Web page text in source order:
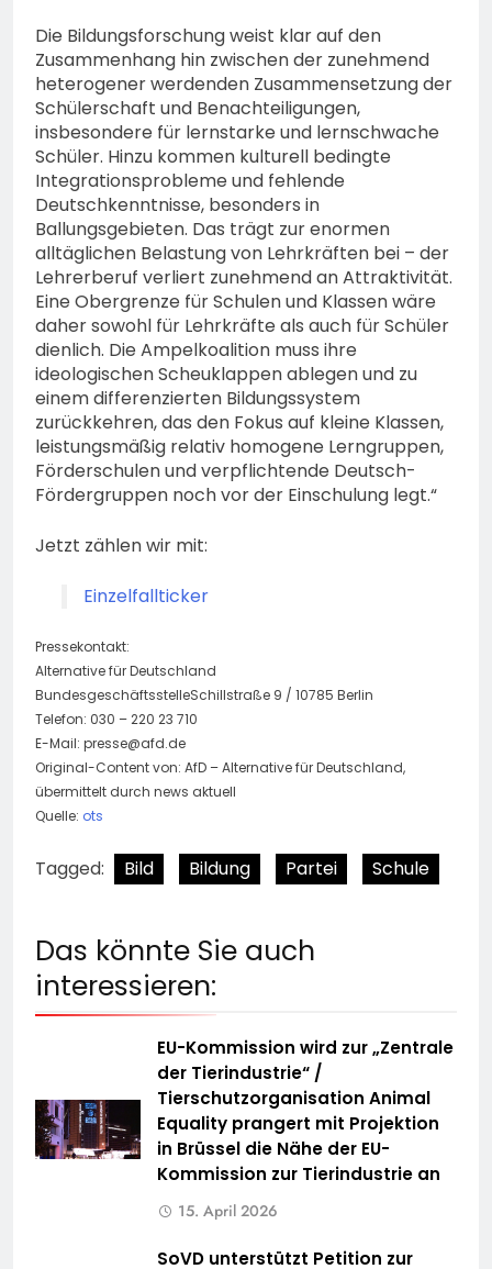
Die Bildungsforschung weist klar auf den
Zusammenhang hin zwischen der zunehmend
heterogener werdenden Zusammensetzung der
Schülerschaft und Benachteiligungen,
insbesondere für lernstarke und lernschwache
Schüler. Hinzu kommen kulturell bedingte
Integrationsprobleme und fehlende
Deutschkenntnisse, besonders in
Ballungsgebieten. Das trägt zur enormen
alltäglichen Belastung von Lehrkräften bei – der
Lehrerberuf verliert zunehmend an Attraktivität.
Eine Obergrenze für Schulen und Klassen wäre
daher sowohl für Lehrkräfte als auch für Schüler
dienlich. Die Ampelkoalition muss ihre
ideologischen Scheuklappen ablegen und zu
einem differenzierten Bildungssystem
zurückkehren, das den Fokus auf kleine Klassen,
leistungsmäßig relativ homogene Lerngruppen,
Förderschulen und verpflichtende Deutsch-
Fördergruppen noch vor der Einschulung legt.“
Jetzt zählen wir mit:
Einzelfallticker
Pressekontakt:
Alternative für Deutschland
BundesgeschäftsstelleSchillstraße 9 / 10785 Berlin
Telefon: 030 – 220 23 710
E-Mail: presse@afd.de
Original-Content von: AfD – Alternative für Deutschland,
übermittelt durch news aktuell
Quelle: ots
Tagged: Bild Bildung Partei Schule
Das könnte Sie auch
interessieren:
EU-Kommission wird zur „Zentrale
der Tierindustrie“ /
Tierschutzorganisation Animal
Equality prangert mit Projektion
in Brüssel die Nähe der EU-
Kommission zur Tierindustrie an
15. April 2026
SoVD unterstützt Petition zur